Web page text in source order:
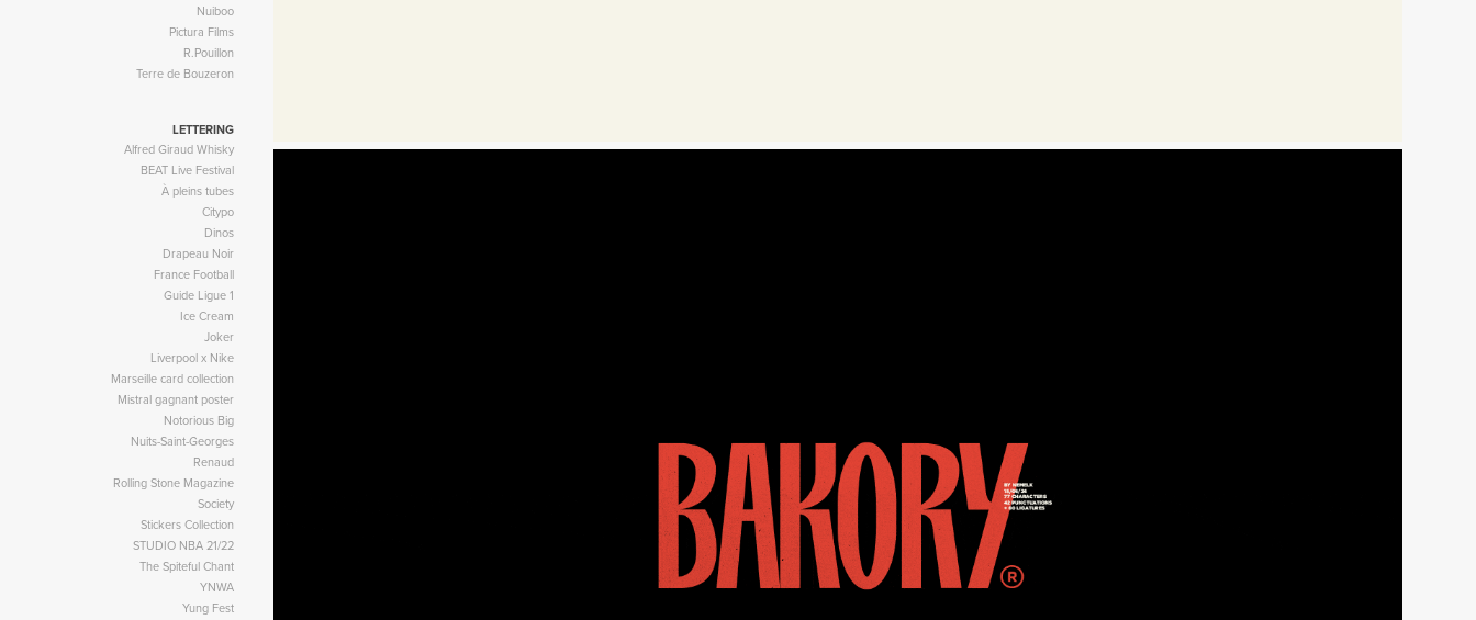
Nuiboo
Pictura Films
R.Pouillon
Terre de Bouzeron
LETTERING
Alfred Giraud Whisky
BEAT Live Festival
À pleins tubes
Citypo
Dinos
Drapeau Noir
France Football
Guide Ligue 1
Ice Cream
Joker
Liverpool x Nike
Marseille card collection
Mistral gagnant poster
Notorious Big
Nuits-Saint-Georges
Renaud
Rolling Stone Magazine
Society
Stickers Collection
STUDIO NBA 21/22
The Spiteful Chant
YNWA
Yung Fest